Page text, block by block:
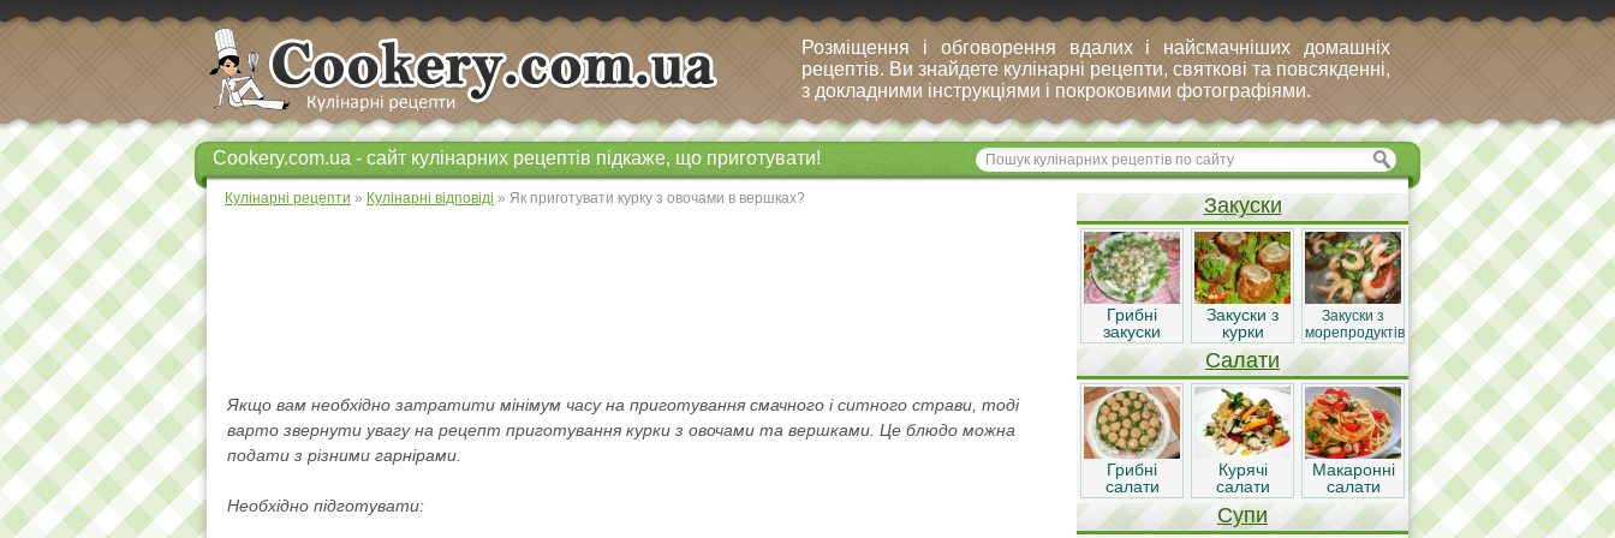
Розміщення і обговорення вдалих і найсмачніших домашніх
рецептів. Ви знайдете кулінарні рецепти, святкові та повсякденні,
з докладними інструкціями і покроковими фотографіями.
Cookery.com.ua - сайт кулінарних рецептів підкаже, що приготувати!
Кулінарні рецепти » Кулінарні відповіді » Як приготувати курку з овочами в вершках?
Якщо вам необхідно затратити мінімум часу на приготування смачного і ситного страви, тоді
варто звернути увагу на рецепт приготування курки з овочами та вершками. Це блюдо можна
подати з різними гарнірами.
Необхідно підготувати:
Закуски
Грибні
закуски
Закуски з
курки
Закуски з
морепродуктів
Салати
Грибні
салати
Курячі
салати
Макаронні
салати
Супи